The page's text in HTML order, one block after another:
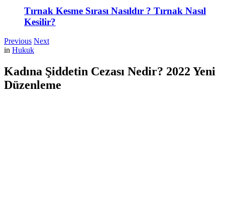
Tırnak Kesme Sırası Nasıldır ? Tırnak Nasıl
Kesilir?
Previous Next
in Hukuk
Kadına Şiddetin Cezası Nedir? 2022 Yeni
Düzenleme